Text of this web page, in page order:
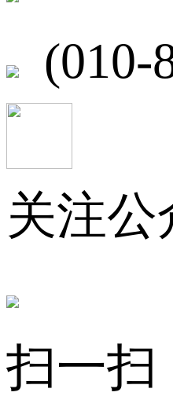
(010-
关注公
扫一扫